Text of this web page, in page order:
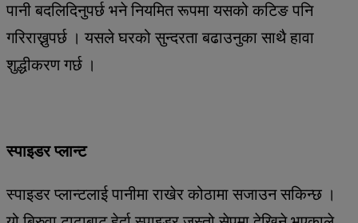
पानी बदलिदिनुपर्छ भने नियमित रूपमा यसको कटिङ पनि
गरिराख्नुपर्छ । यसले घरको सुन्दरता बढाउनुका साथै हावा
शुद्धीकरण गर्छ ।
स्पाइडर प्लान्ट
स्पाइडर प्लान्टलाई पानीमा राखेर कोठामा सजाउन सकिन्छ ।